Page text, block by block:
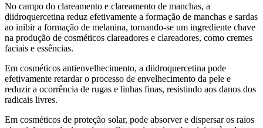
No campo do clareamento e clareamento de manchas, a
diidroquercetina reduz efetivamente a formação de manchas e sardas
ao inibir a formação de melanina, tornando-se um ingrediente chave
na produção de cosméticos clareadores e clareadores, como cremes
faciais e essências.
Em cosméticos antienvelhecimento, a diidroquercetina pode
efetivamente retardar o processo de envelhecimento da pele e
reduzir a ocorrência de rugas e linhas finas, resistindo aos danos dos
radicais livres.
Em cosméticos de proteção solar, pode absorver e dispersar os raios